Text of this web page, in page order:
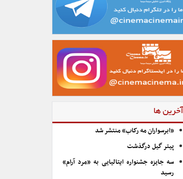
آخرین ها
«ابرسواران مه رکاب» منتشر شد
پیتر گیل درگذشت
سه جایزه جشنواره ایتالیایی به «مرد آرام»
رسید